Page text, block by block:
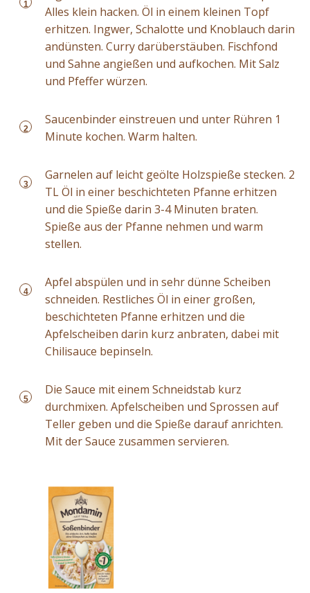
1
Alles klein hacken. Öl in einem kleinen Topf
erhitzen. Ingwer, Schalotte und Knoblauch darin
andünsten. Curry darüberstäuben. Fischfond
und Sahne angießen und aufkochen. Mit Salz
und Pfeffer würzen.
2
Saucenbinder einstreuen und unter Rühren 1
Minute kochen. Warm halten.
3
Garnelen auf leicht geölte Holzspieße stecken. 2
TL Öl in einer beschichteten Pfanne erhitzen
und die Spieße darin 3-4 Minuten braten.
Spieße aus der Pfanne nehmen und warm
stellen.
4
Apfel abspülen und in sehr dünne Scheiben
schneiden. Restliches Öl in einer großen,
beschichteten Pfanne erhitzen und die
Apfelscheiben darin kurz anbraten, dabei mit
Chilisauce bepinseln.
5
Die Sauce mit einem Schneidstab kurz
durchmixen. Apfelscheiben und Sprossen auf
Teller geben und die Spieße darauf anrichten.
Mit der Sauce zusammen servieren.